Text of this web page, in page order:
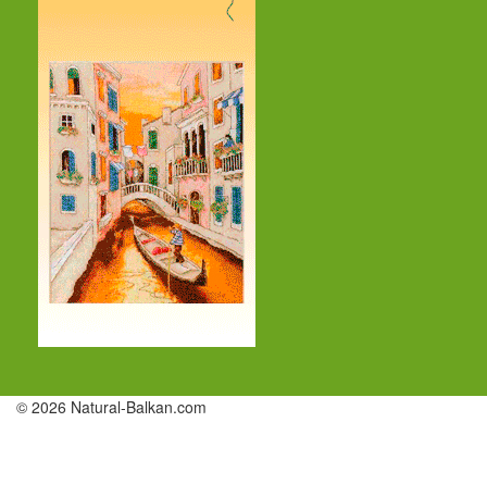
© 2026 Natural-Balkan.com